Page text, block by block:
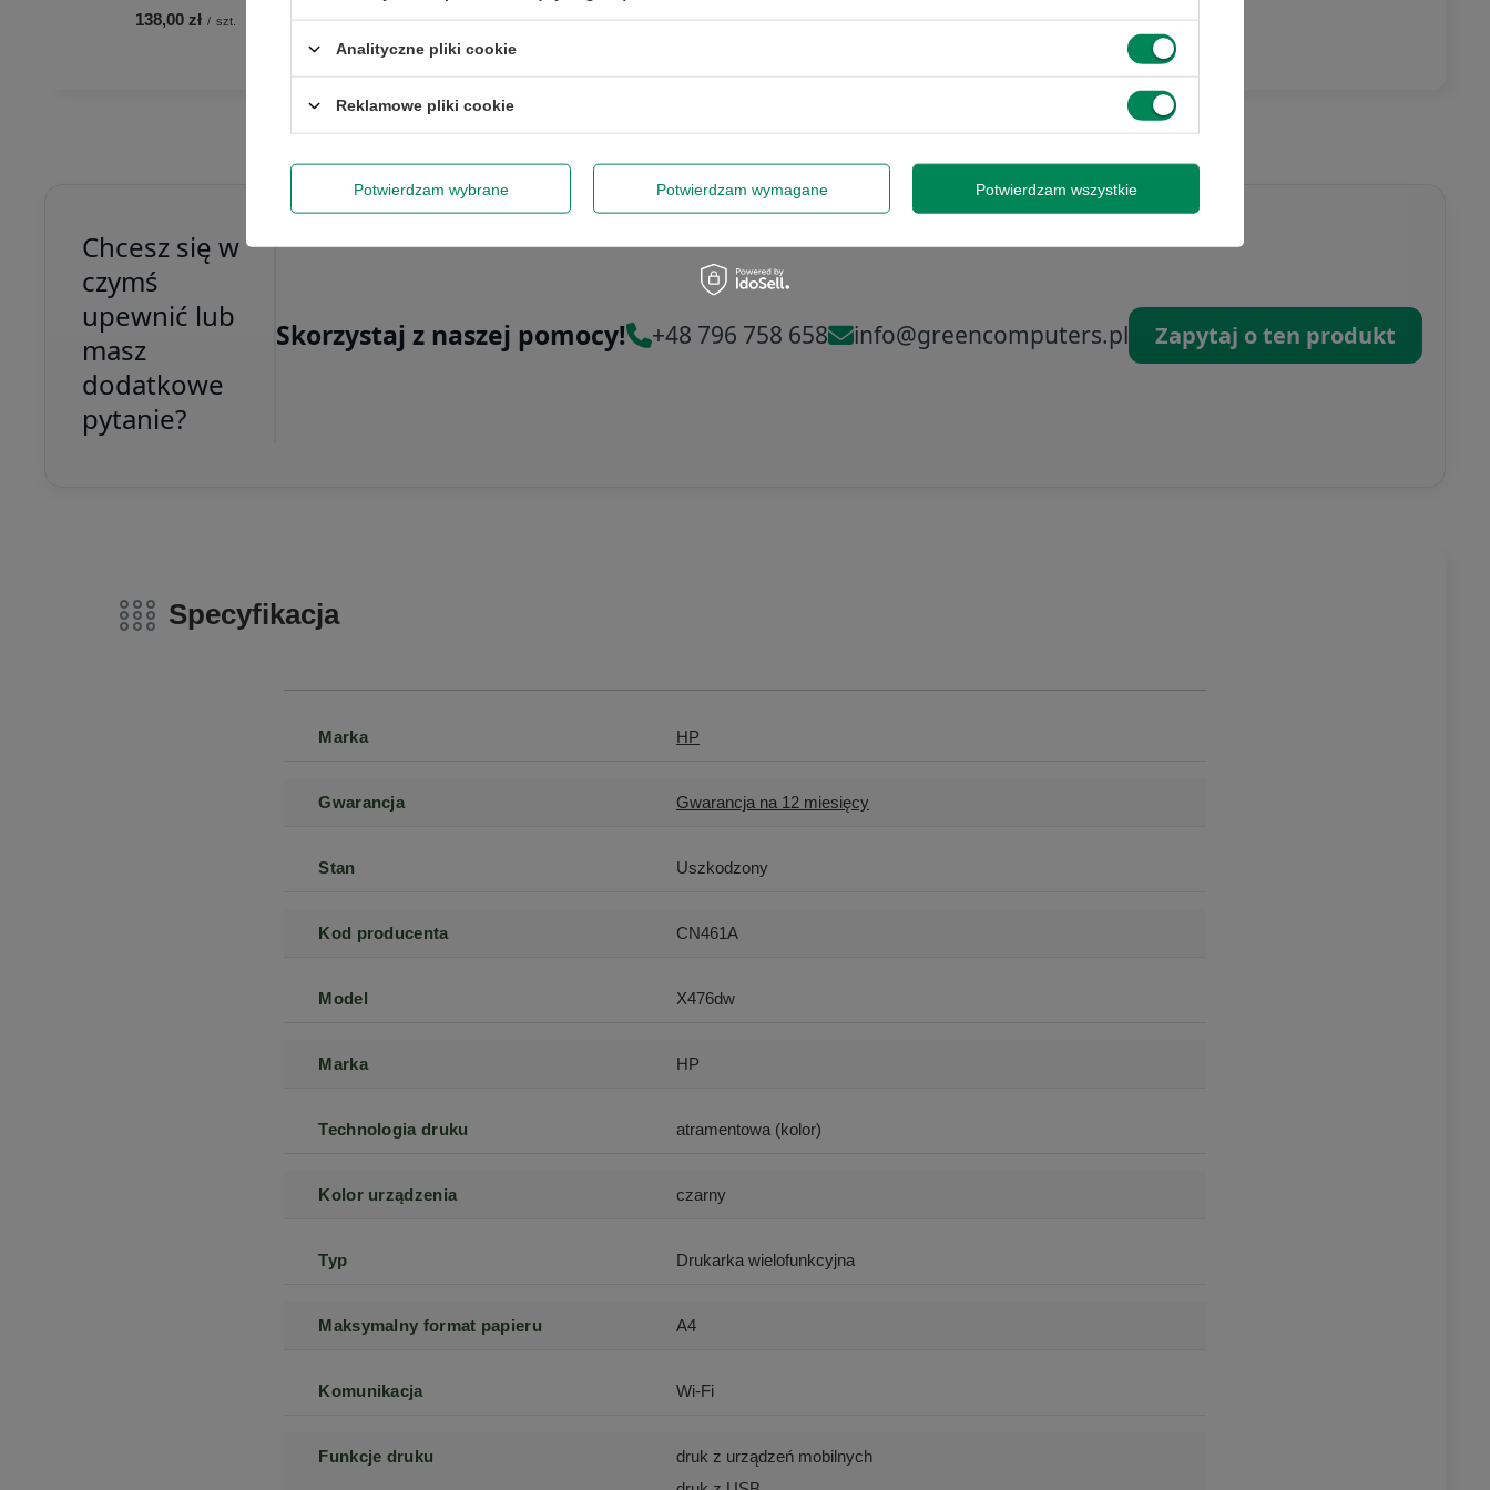
138,00 zł / szt.
Chcesz się w
czymś
upewnić lub
masz
dodatkowe
pytanie?
Skorzystaj z naszej pomocy! +48 796 758 658 info@greencomputers.pl Zapytaj o ten produkt
Specyfikacja
Marka HP
Gwarancja Gwarancja na 12 miesięcy
Stan Uszkodzony
Kod producenta CN461A
Model X476dw
Marka HP
Technologia druku atramentowa (kolor)
Kolor urządzenia czarny
Typ Drukarka wielofunkcyjna
Maksymalny format papieru A4
Komunikacja Wi-Fi
Funkcje druku
druk z urządzeń mobilnych
Rabat 50 zł przy zamówieniach powyżej 300 zł. Oferta jednorazowa, nie łączy się z innymi promocjami i nie
Wyrażam zgodę na przetwarzanie danych osobowych (adres e-mail) na potrzeby wysyłki
Zapisz się
Analityczne pliki cookie
Reklamowe pliki cookie
Potwierdzam wybrane Potwierdzam wymagane Potwierdzam wszystkie